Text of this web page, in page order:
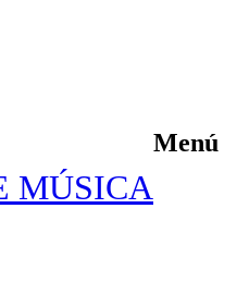
MÚSICA
Menú